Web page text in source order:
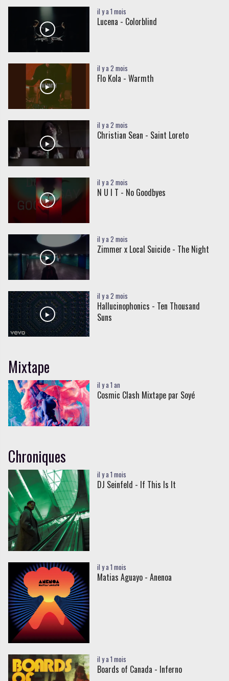
il y a 1 mois
Lucena - Colorblind
il y a 2 mois
Flo Kola - Warmth
il y a 2 mois
Christian Sean - Saint Loreto
il y a 2 mois
N U I T - No Goodbyes
il y a 2 mois
Zimmer x Local Suicide - The Night
il y a 2 mois
Hallucinophonics - Ten Thousand
Suns
Mixtape
il y a 1 an
Cosmic Clash Mixtape par Soyé
Chroniques
il y a 1 mois
DJ Seinfeld - If This Is It
il y a 1 mois
Matias Aguayo - Anenoa
il y a 1 mois
Boards of Canada - Inferno